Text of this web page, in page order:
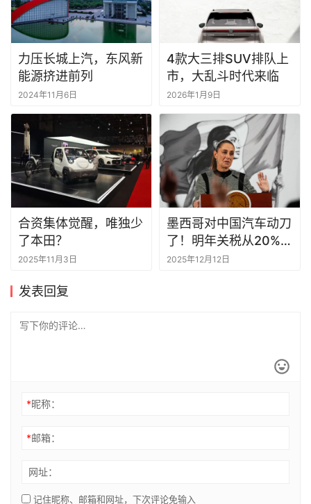
力压长城上汽，东风新
能源挤进前列
2024年11月6日
4款大三排SUV排队上
市，大乱斗时代来临
2026年1月9日
合资集体觉醒，唯独少
了本田？
2025年11月3日
墨西哥对中国汽车动刀
了！明年关税从20%涨
至50%
2025年12月12日
发表回复
*昵称：
*邮箱：
网址：
记住昵称、邮箱和网址，下次评论免输入